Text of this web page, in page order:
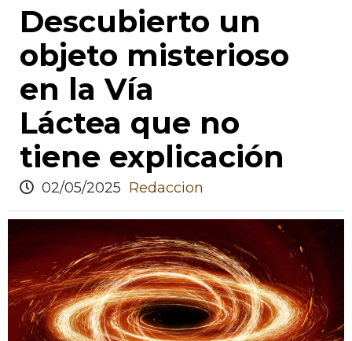
Descubierto un
objeto misterioso
en la Vía
Láctea que no
tiene explicación
02/05/2025 Redaccion